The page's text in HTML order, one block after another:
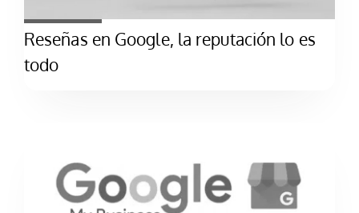
Reseñas en Google, la reputación lo es
todo